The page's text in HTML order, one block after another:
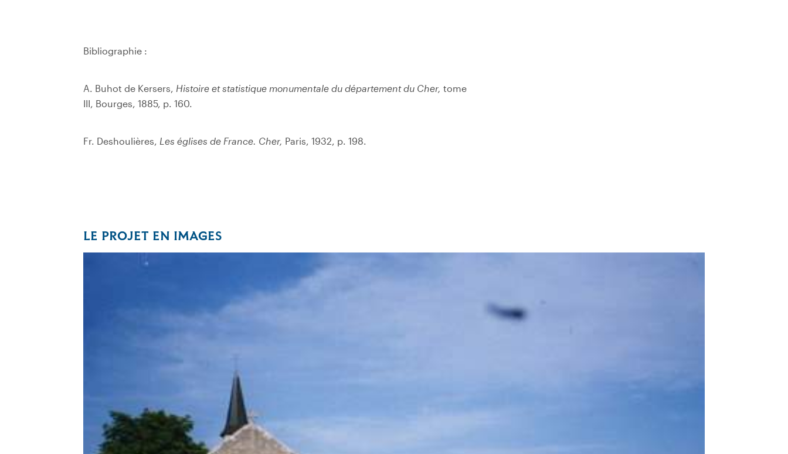
Bibliographie :
A. Buhot de Kersers, Histoire et statistique monumentale du département du Cher, tome
III, Bourges, 1885, p. 160.
Fr. Deshoulières, Les églises de France. Cher, Paris, 1932, p. 198.
LE PROJET EN IMAGES